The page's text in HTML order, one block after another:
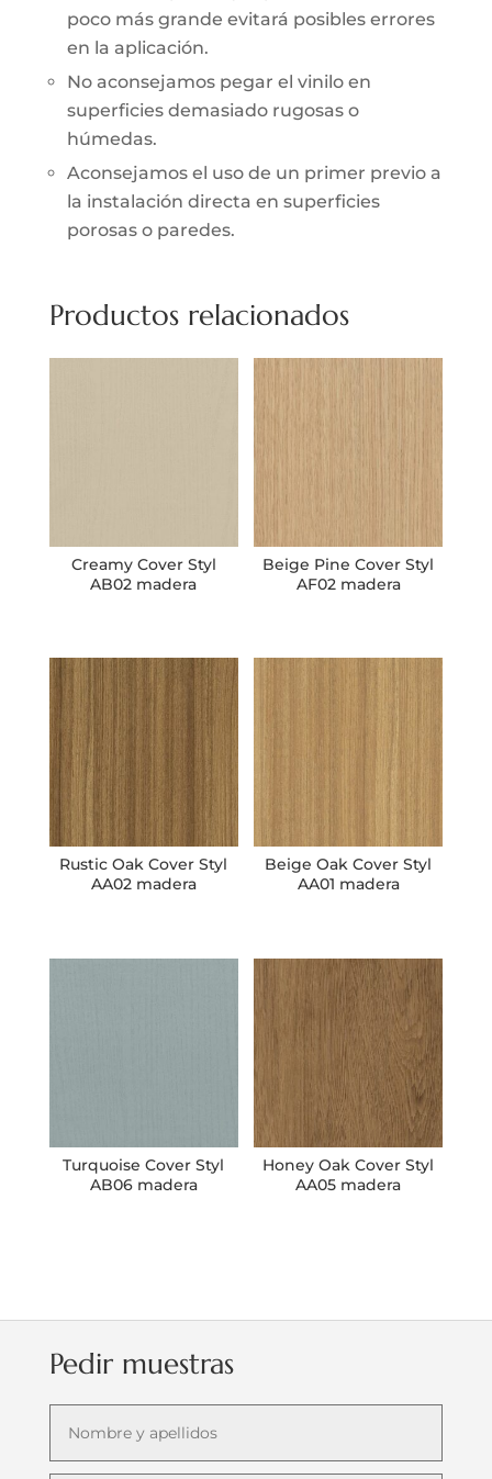
poco más grande evitará posibles errores
en la aplicación.
No aconsejamos pegar el vinilo en
superficies demasiado rugosas o
húmedas.
Aconsejamos el uso de un primer previo a
la instalación directa en superficies
porosas o paredes.
Productos relacionados
Creamy Cover Styl
AB02 madera
Beige Pine Cover Styl
AF02 madera
Rustic Oak Cover Styl
AA02 madera
Beige Oak Cover Styl
AA01 madera
Turquoise Cover Styl
AB06 madera
Honey Oak Cover Styl
AA05 madera
Pedir muestras